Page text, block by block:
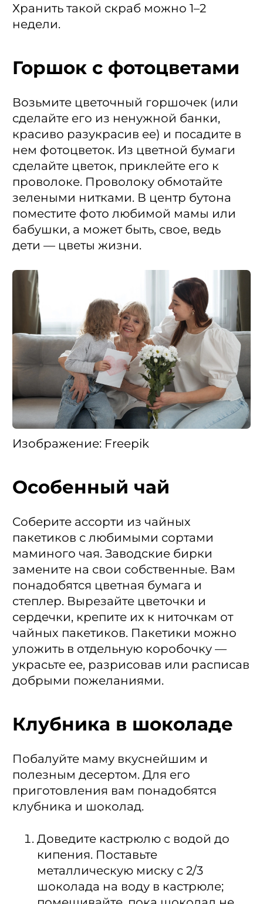
Хранить такой скраб можно 1–2
недели.
Горшок с фотоцветами
Возьмите цветочный горшочек (или
сделайте его из ненужной банки,
красиво разукрасив ее) и посадите в
нем фотоцветок. Из цветной бумаги
сделайте цветок, приклейте его к
проволоке. Проволоку обмотайте
зелеными нитками. В центр бутона
поместите фото любимой мамы или
бабушки, а может быть, свое, ведь
дети — цветы жизни.
Изображение: Freepik
Особенный чай
Соберите ассорти из чайных
пакетиков с любимыми сортами
маминого чая. Заводские бирки
замените на свои собственные. Вам
понадобятся цветная бумага и
степлер. Вырезайте цветочки и
сердечки, крепите их к ниточкам от
чайных пакетиков. Пакетики можно
уложить в отдельную коробочку —
украсьте ее, разрисовав или расписав
добрыми пожеланиями.
Клубника в шоколаде
Побалуйте маму вкуснейшим и
полезным десертом. Для его
приготовления вам понадобятся
клубника и шоколад.
Доведите кастрюлю с водой до
кипения. Поставьте
металлическую миску с 2/3
шоколада на воду в кастрюле;